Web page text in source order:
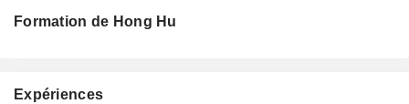
Formation de Hong Hu
Expériences